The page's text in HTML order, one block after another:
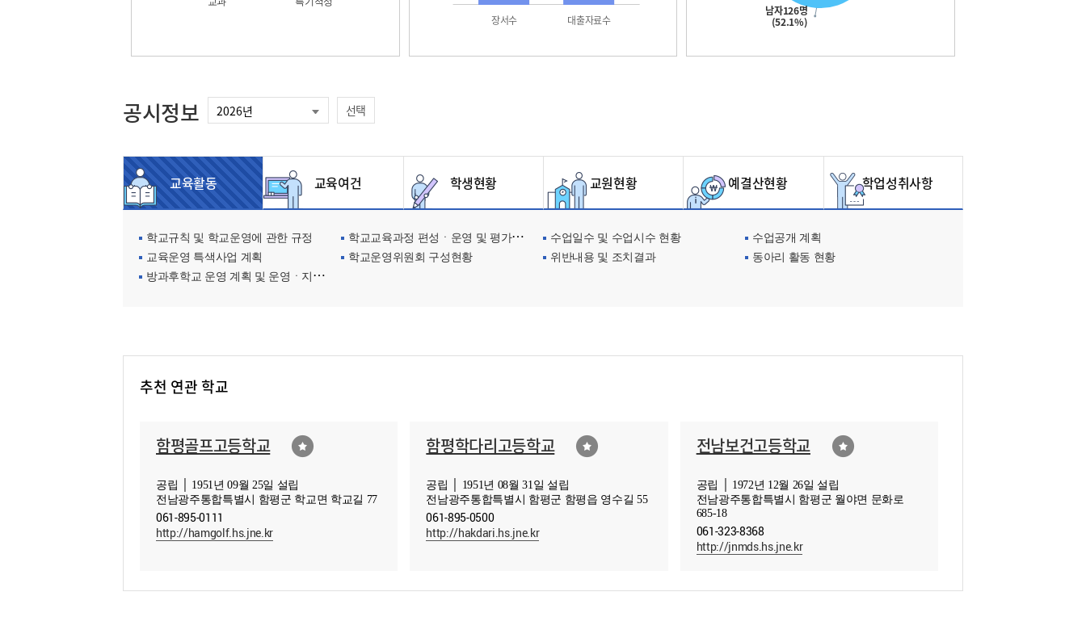
장서수 대출자료수
남자126명
(52.1%)
공시정보 선택
교육활동 교육여건 학생현황 교원현황 예결산현황 학업성취사항
학교규칙 및 학교운영에 관한 규정 학교교육과정 편성ㆍ운영 및 평가에 관한 사항 수업일수 및 수업시수 현황
수업공개 계획
교육운영 특색사업 계획
학교운영위원회 구성현황 위반내용 및 조치결과
동아리 활동 현황
방과후학교 운영 계획 및 운영ㆍ지원현황
추천 연관 학교
함평골프고등학교
공립 │ 1951년 09월 25일 설립
전남광주통합특별시 함평군 학교면 학교길 77
061-895-0111
http://hamgolf.hs.jne.kr
함평학다리고등학교
공립 │ 1951년 08월 31일 설립
전남광주통합특별시 함평군 함평읍 영수길 55
061-895-0500
http://hakdari.hs.jne.kr
전남보건고등학교
공립 │ 1972년 12월 26일 설립
전남광주통합특별시 함평군 월야면 문화로
685-18
061-323-8368
http://jnmds.hs.jne.kr